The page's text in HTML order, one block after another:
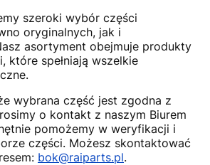
szeroki wybór części
oryginalnych, jak i
asortyment obejmuje produkty
które spełniają wszelkie
wybrana część jest zgodna z
o kontakt z naszym Biurem
pomożemy w weryfikacji i
części. Możesz skontaktować
bok@raiparts.pl.